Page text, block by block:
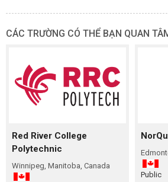
CÁC TRƯỜNG CÓ THỂ BẠN QUAN
Red River College
Polytechnic
Winnipeg, Manitoba, Canada
Public